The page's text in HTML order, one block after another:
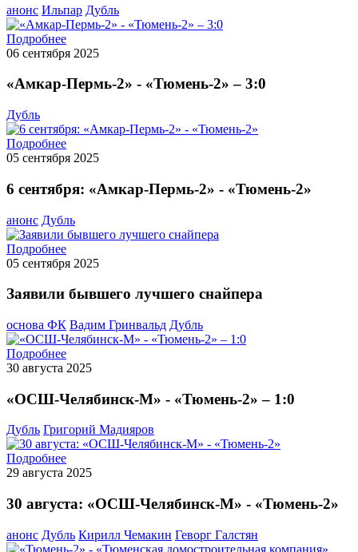
анонс Ильпар Дубль
Подробнее
06 сентября 2025
«Амкар-Пермь-2» - «Тюмень-2» – 3:0
Дубль
Подробнее
05 сентября 2025
6 сентября: «Амкар-Пермь-2» - «Тюмень-2»
анонс Дубль
Подробнее
05 сентября 2025
Заявили бывшего лучшего снайпера
основа ФК Вадим Гринвальд Дубль
Подробнее
30 августа 2025
«ОСШ-Челябинск-М» - «Тюмень-2» – 1:0
Дубль Григорий Мадияров
Подробнее
29 августа 2025
30 августа: «ОСШ-Челябинск-М» - «Тюмень-2»
анонс Дубль Кирилл Чемакин Геворг Галстян